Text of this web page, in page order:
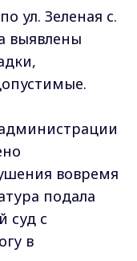
ул. Зеленая с.
выявлены
вовремя
подала
суд с
в